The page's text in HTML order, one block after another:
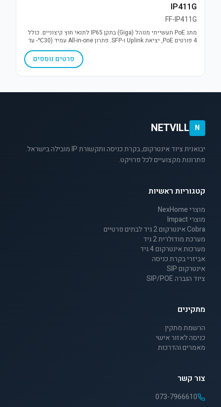
IP411G
FF-IP411G
מתג PoE תעשייתי מנוהל (Giga) בתקן IP65 לתנאי חוץ קיצוניים. כולל
4 פורטים PoE, יציאת Uplink ו-SFP. פתרון All-in-one עמיד (30℃- עד
פרטים נוספים
N
NETVILL
יבואנית ציוד אינטרקום, בקרת כניסה ותקשורת IP מובילה בישראל.
פתרונות מקצועיים לכל פרויקט.
קטגוריות ראשיות
מוצרי NexHome
מוצרי Impact
Cobra אינטרקום 2 גיד לבתים פרטיים
מערכת מודולרית 2 גיד
מערכות אינטרקום 4 גיד
אביזרי בקרת כניסה
אינטרקום SIP
ציוד הגברה SIP/POE
מתקינים
הרשמת מתקין
כניסה לאזור אישי
מאמרים והדרכות
צור קשר
073-7966610